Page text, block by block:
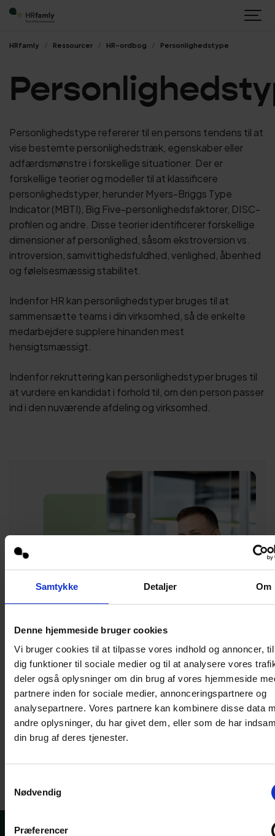
Samtykke Detaljer Om
Denne hjemmeside bruger cookies
Vi bruger cookies til at tilpasse vores indhold og annoncer,
dig funktioner til sociale medier og til at analysere vores
deler også oplysninger om din brug af vores hjemmeside
partnere inden for sociale medier, annonceringspartnere og
analysepartnere. Vores partnere kan kombinere disse data
andre oplysninger, du har givet dem, eller som de har
din brug af deres tjenester.
Nødvendig
Præferencer
HRfamly Ressourcer HR-ordbog Personlighedstype
Personlighedstype refererer til en persons tendens til at
vise bestemte personlighedstræk, egenskaber eller
adfærdsmønstre i forskellige situationer. Der er
forskellige teorier og modeller til at klassificere
personlighedstyper, herunder Myers-Briggs Type
Indicator (MBTI), Big Five-personlighedsfaktorer, DISC-
profilen og andre. Disse teorier identificerer forskellige
dimensioner af personlighed, såsom ekstroversion vs.
introversion, samvittighedsfuldhed, venlighed, åbenhed
og følelsesmæssig stabilitet.
Indenfor HR kan personlighedstyper bruges til at
sammensætte teams i din virksomhed, så de enkelte
medarbejdere supplere hinanden mest
hensigtsmæssigt.
Indenfor rekruttering kan personlighedstyper bruges til
at vurdere en kandidat i forhold til, om den person passer
ind i den nuværende afdeling og virksomhed.
Har du spørgsmål?
Ring på +45 53 82 44 66 eller skriv tilkontakt@hrfamly.dk
Mandag til fredag fra 08:00 til 16:00